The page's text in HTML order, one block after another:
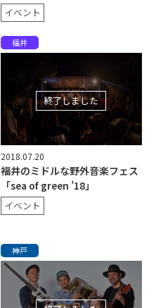
イベント
福井
終了しました
2018.07.20
福井のミドルな野外音楽フェス
「sea of green ’18」
イベント
神戸